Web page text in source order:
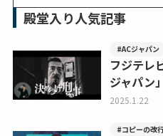
殿堂入り人気記事
#ACジャパン
フジテレ
ジャパン
2025.1.22
#コピーの改